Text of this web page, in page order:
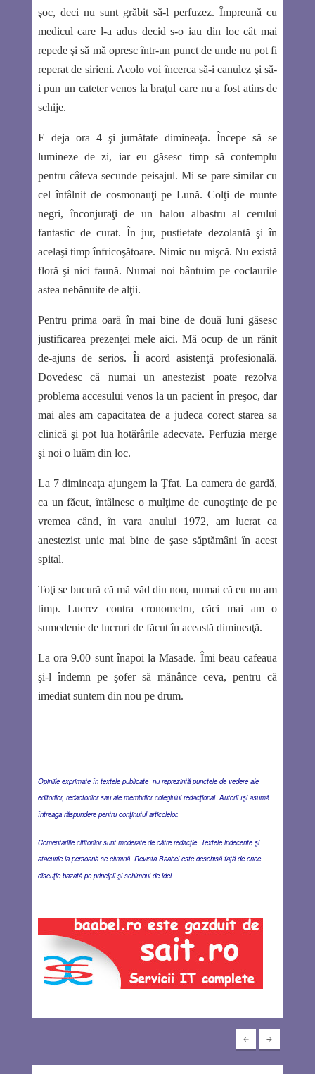
şoc, deci nu sunt grăbit să-l perfuzez. Împreună cu
medicul care l-a adus decid s-o iau din loc cât mai
repede şi să mă opresc într-un punct de unde nu pot fi
reperat de sirieni. Acolo voi încerca să-i canulez şi să-
i pun un cateter venos la braţul care nu a fost atins de
schije.
E deja ora 4 şi jumătate dimineaţa. Începe să se
lumineze de zi, iar eu găsesc timp să contemplu
pentru câteva secunde peisajul. Mi se pare similar cu
cel întâlnit de cosmonauţi pe Lună. Colţi de munte
negri, înconjuraţi de un halou albastru al cerului
fantastic de curat. În jur, pustietate dezolantă şi în
acelaşi timp înfricoşătoare. Nimic nu mişcă. Nu există
floră şi nici faună. Numai noi bântuim pe coclaurile
astea nebănuite de alţii.
Pentru prima oară în mai bine de două luni găsesc
justificarea prezenţei mele aici. Mă ocup de un rănit
de-ajuns de serios. Îi acord asistenţă profesională.
Dovedesc că numai un anestezist poate rezolva
problema accesului venos la un pacient în preşoc, dar
mai ales am capacitatea de a judeca corect starea sa
clinică şi pot lua hotărârile adecvate. Perfuzia merge
şi noi o luăm din loc.
La 7 dimineaţa ajungem la Ţfat. La camera de gardă,
ca un făcut, întâlnesc o mulţime de cunoştinţe de pe
vremea când, în vara anului 1972, am lucrat ca
anestezist unic mai bine de şase săptămâni în acest
spital.
Toţi se bucură că mă văd din nou, numai că eu nu am
timp. Lucrez contra cronometru, căci mai am o
sumedenie de lucruri de făcut în această dimineaţă.
La ora 9.00 sunt înapoi la Masade. Îmi beau cafeaua
şi-l îndemn pe şofer să mănânce ceva, pentru că
imediat suntem din nou pe drum.
Opiniile exprimate în textele publicate nu reprezintă punctele de vedere ale
editorilor, redactorilor sau ale membrilor colegiului redacţional. Autorii îşi asumă
întreaga răspundere pentru conţinutul articolelor.
Comentariile cititorilor sunt moderate de către redacţie. Textele indecente şi
atacurile la persoană se elimină. Revista Baabel este deschisă faţă de orice
discuţie bazată pe principii şi schimbul de idei.